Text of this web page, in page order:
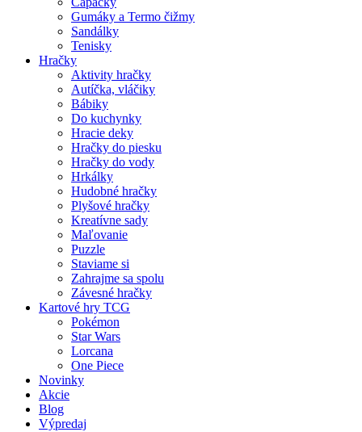
Gumáky a Termo čižmy
Sandálky
Tenisky
Hračky
Aktivity hračky
Autíčka, vláčiky
Bábiky
Do kuchynky
Hracie deky
Hračky do piesku
Hračky do vody
Hrkálky
Hudobné hračky
Plyšové hračky
Kreatívne sady
Maľovanie
Puzzle
Staviame si
Zahrajme sa spolu
Závesné hračky
Kartové hry TCG
Pokémon
Star Wars
Lorcana
One Piece
Novinky
Akcie
Blog
Výpredaj